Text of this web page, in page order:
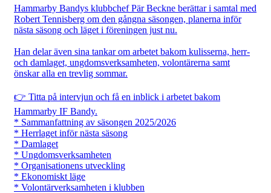
Hammarby Bandys klubbchef Pär Beckne berättar i samtal med
Robert Tennisberg om den gångna säsongen, planerna inför
nästa säsong och läget i föreningen just nu.
Han delar även sina tankar om arbetet bakom kulisserna, herr-
och damlaget, ungdomsverksamheten, volontärerna samt
önskar alla en trevlig sommar.
👉 Titta på intervjun och få en inblick i arbetet bakom
Hammarby IF Bandy.
* Sammanfattning av säsongen 2025/2026
* Herrlaget inför nästa säsong
* Damlaget
* Ungdomsverksamheten
* Organisationens utveckling
* Ekonomiskt läge
* Volontärverksamheten i klubben